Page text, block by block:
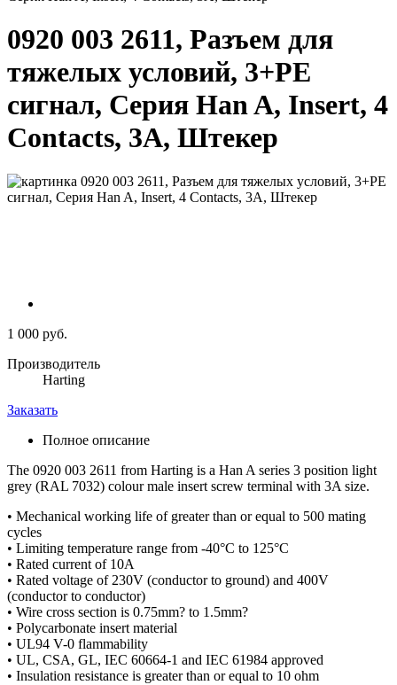
0920 003 2611, Разъем для
тяжелых условий, 3+PE
сигнал, Серия Han A, Insert, 4
Contacts, 3A, Штекер
1 000 руб.
Производитель
Harting
Заказать
Полное описание
The 0920 003 2611 from Harting is a Han A series 3 position light
grey (RAL 7032) colour male insert screw terminal with 3A size.
• Mechanical working life of greater than or equal to 500 mating
cycles
• Limiting temperature range from -40°C to 125°C
• Rated current of 10A
• Rated voltage of 230V (conductor to ground) and 400V
(conductor to conductor)
• Wire cross section is 0.75mm? to 1.5mm?
• Polycarbonate insert material
• UL94 V-0 flammability
• UL, CSA, GL, IEC 60664-1 and IEC 61984 approved
• Insulation resistance is greater than or equal to 10 ohm